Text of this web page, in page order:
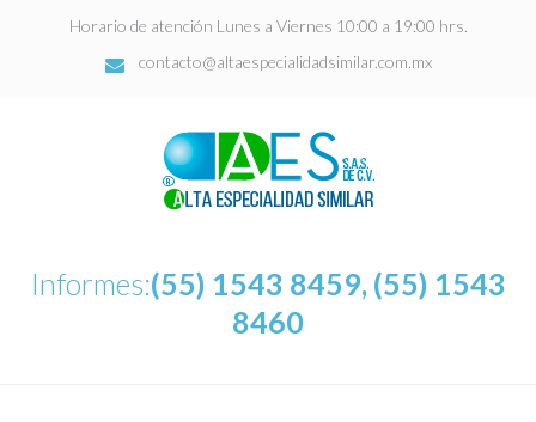
Horario de atención Lunes a Viernes 10:00 a 19:00 hrs.
contacto@altaespecialidadsimilar.com.mx
Informes:(55) 1543 8459, (55) 1543
8460